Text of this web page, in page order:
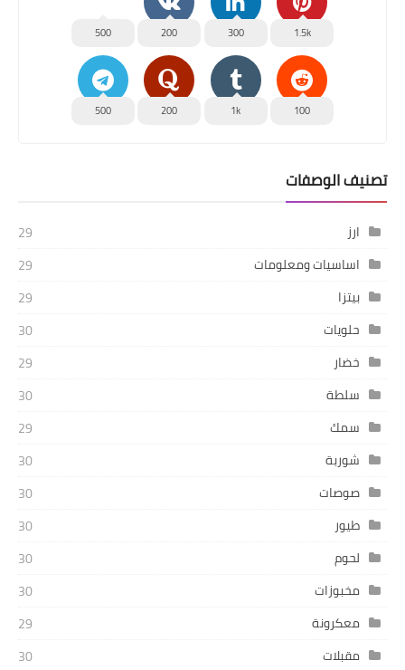
1.5k
300
200
500
100
1k
200
500
تصنيف الوصفات
ارز
29
اساسيات ومعلومات
29
بيتزا
29
حلويات
30
خضار
29
سلطة
30
سمك
29
شوربة
30
صوصات
30
طيور
30
لحوم
30
مخبوزات
30
معكرونة
29
مقبلات
30